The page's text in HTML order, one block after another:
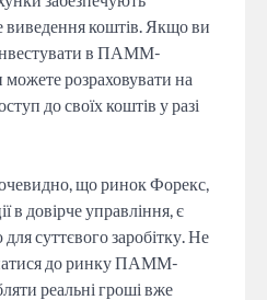
виведення коштів. Якщо ви
в ПАММ-
можете розраховувати на
до своїх коштів у разі
що ринок Форекс,
в довірче управління, є
суттєвого заробітку. Не
до ринку ПАММ-
реальні гроші вже